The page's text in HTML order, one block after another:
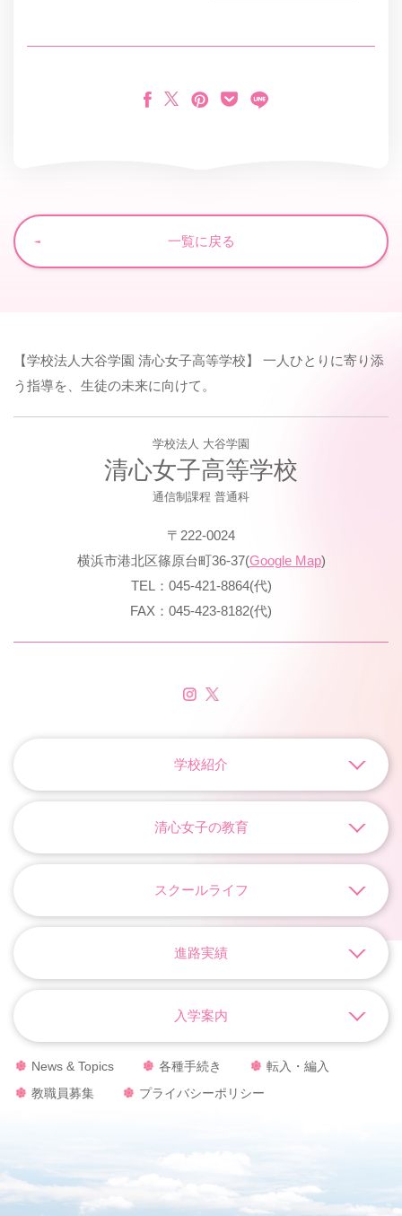
一覧に戻る
【学校法人大谷学園 清心女子高等学校】 一人ひとりに寄り添
う指導を、生徒の未来に向けて。
学校法人 大谷学園
清心女子高等学校
通信制課程 普通科
〒222-0024
横浜市港北区篠原台町36-37(Google Map)
TEL：045-421-8864(代)
FAX：045-423-8182(代)
学校紹介
清心女子の教育
スクールライフ
進路実績
入学案内
News & Topics 各種手続き
転入・編入
教職員募集
プライバシーポリシー